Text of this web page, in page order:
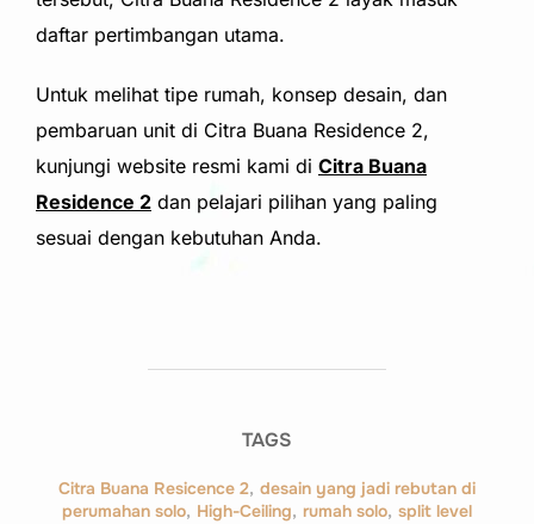
daftar pertimbangan utama.
Untuk melihat tipe rumah, konsep desain, dan
pembaruan unit di Citra Buana Residence 2,
kunjungi website resmi kami di Citra Buana
Residence 2 dan pelajari pilihan yang paling
sesuai dengan kebutuhan Anda.
TAGS
Citra Buana Resicence 2, desain yang jadi rebutan di
perumahan solo, High-Ceiling, rumah solo, split level